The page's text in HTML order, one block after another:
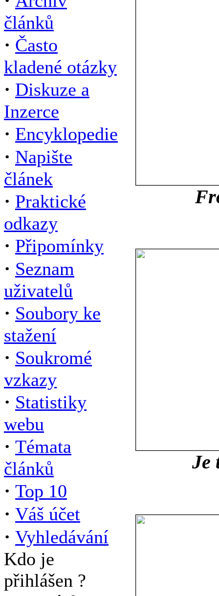
článků
· Často
kladené otázky
· Diskuze a
Inzerce
· Encyklopedie
· Napište
článek
· Praktické
odkazy
· Připomínky
· Seznam
uživatelů
· Soubory ke
stažení
· Soukromé
vzkazy
· Statistiky
webu
· Témata
článků
· Top 10
· Váš účet
· Vyhledávání
Kdo je
přihlášen ?
Je